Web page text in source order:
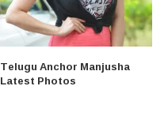
Telugu Anchor Manjusha
Latest Photos